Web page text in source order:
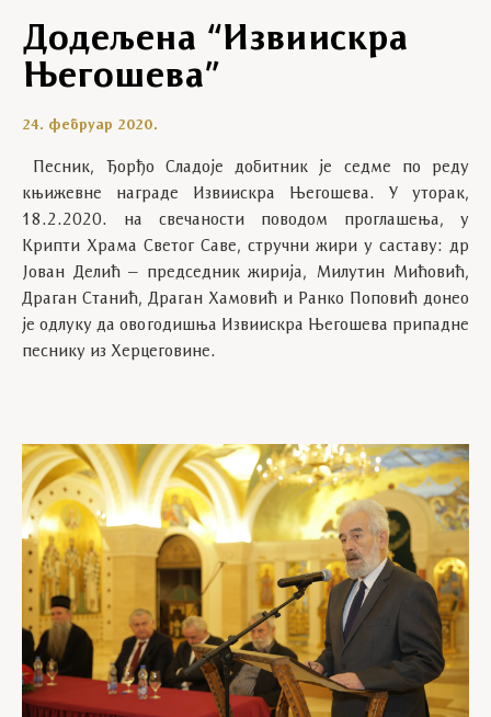
Додељена “Извиискра
Његошева”
24. фебруар 2020.
Песник, Ђорђо Сладоје добитник је седме по реду
књижевне награде Извиискра Његошева. У уторак,
18.2.2020. на свечаности поводом проглашења, у
Крипти Храма Светог Саве, стручни жири у саставу: др
Јован Делић – председник жирија, Милутин Мићовић,
Драган Станић, Драган Хамовић и Ранко Поповић донео
је одлуку да овогодишња Извиискра Његошева припадне
песнику из Херцеговине.